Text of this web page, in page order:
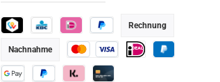
iDEALSpäter bezahlen
Rechnung
Nachnahme
Kredit- oder Debitkarte